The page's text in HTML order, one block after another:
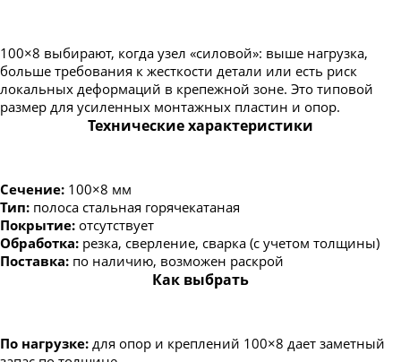
Полоса горячекатаная 80х8
Полоса горячекатаная 80х10
Полоса горячекатаная 80х12
Полоса горячекатаная 90х10
Полоса горячекатаная 100х3
Полоса горячекатаная 100х4
Полоса горячекатаная 100х5
Полоса горячекатаная 100х8
100×8 выбирают, когда узел «силовой»: выше нагрузка,
больше требования к жесткости детали или есть риск
локальных деформаций в крепежной зоне. Это типовой
размер для усиленных монтажных пластин и опор.
Технические характеристики
Сечение: 100×8 мм
Тип: полоса стальная горячекатаная
Покрытие: отсутствует
Обработка: резка, сверление, сварка (с учетом толщины)
Поставка: по наличию, возможен раскрой
Как выбрать
По нагрузке: для опор и креплений 100×8 дает заметный